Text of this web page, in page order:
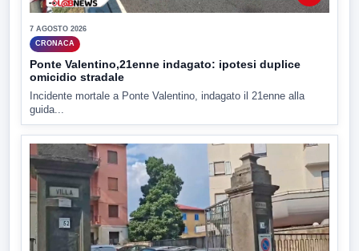
7 AGOSTO 2026
CRONACA
Ponte Valentino,21enne indagato: ipotesi duplice
omicidio stradale
Incidente mortale a Ponte Valentino, indagato il 21enne alla
guida...